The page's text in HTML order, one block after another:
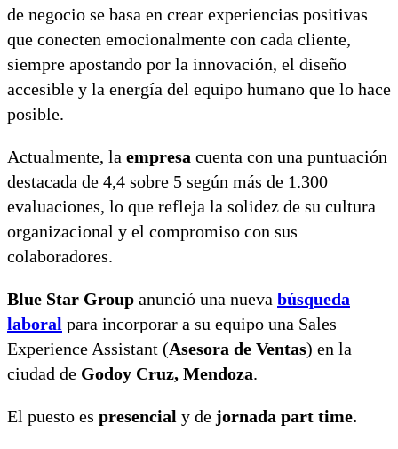
de negocio se basa en crear experiencias positivas
que conecten emocionalmente con cada cliente,
siempre apostando por la innovación, el diseño
accesible y la energía del equipo humano que lo hace
posible.
Actualmente, la empresa cuenta con una puntuación
destacada de 4,4 sobre 5 según más de 1.300
evaluaciones, lo que refleja la solidez de su cultura
organizacional y el compromiso con sus
colaboradores.
Blue Star Group anunció una nueva búsqueda
laboral para incorporar a su equipo una Sales
Experience Assistant (Asesora de Ventas) en la
ciudad de Godoy Cruz, Mendoza.
El puesto es presencial y de jornada part time.